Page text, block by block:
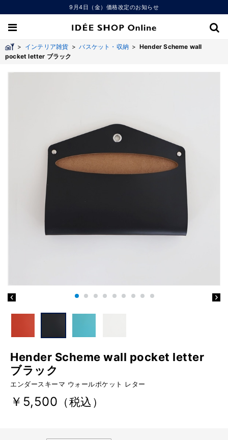
9月4日（金）価格改定のお知らせ
> インテリア雑貨 >バスケット・収納 >Hender Scheme wall
pocket letter ブラック
Hender Scheme wall pocket letter
ブラック
エンダースキーマ ウォールポケット レター
￥5,500 （税込）